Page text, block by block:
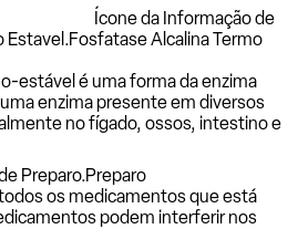
Ícone da Informação de
Estavel.Fosfatase Alcalina Termo
estável é uma forma da enzima
enzima presente em diversos
no fígado, ossos, intestino e
Preparo.Preparo
os medicamentos que está
podem interferir nos